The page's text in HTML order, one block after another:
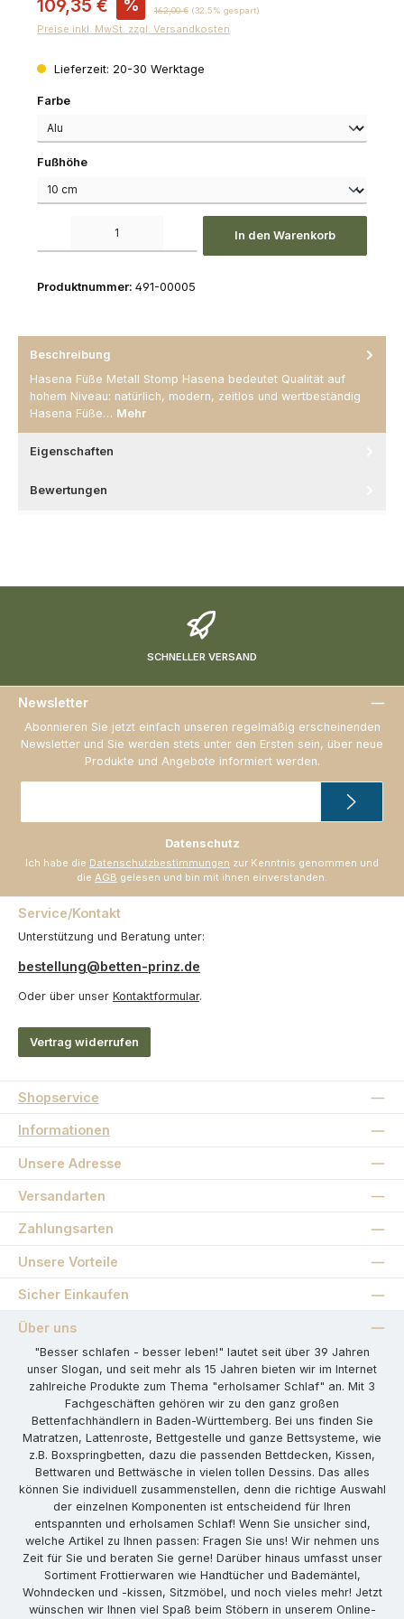
109,35 € % Regulärer Preis:
162,00 € (32.5% gespart)
Preise inkl. MwSt. zzgl. Versandkosten
Lieferzeit: 20-30 Werktage
Farbeauswählen
Fußhöheauswählen
In den Warenkorb
Produktnummer: 491-00005
Beschreibung
Hasena Füße Metall Stomp Hasena bedeutet Qualität auf
hohem Niveau: natürlich, modern, zeitlos und wertbeständig
Hasena Füße… Mehr
Eigenschaften
Bewertungen
SCHNELLER VERSAND
Newsletter
Abonnieren Sie jetzt einfach unseren regelmäßig erscheinenden
Newsletter und Sie werden stets unter den Ersten sein, über neue
Produkte und Angebote informiert werden.
Datenschutz
Ich habe die Datenschutzbestimmungen zur Kenntnis genommen und
die AGB gelesen und bin mit ihnen einverstanden.
Service/Kontakt
Unterstützung und Beratung unter:
bestellung@betten-prinz.de
Oder über unser Kontaktformular.
Vertrag widerrufen
Shopservice
Informationen
Unsere Adresse
Versandarten
Zahlungsarten
Unsere Vorteile
Sicher Einkaufen
Über uns
"Besser schlafen - besser leben!" lautet seit über 39 Jahren
unser Slogan, und seit mehr als 15 Jahren bieten wir im Internet
zahlreiche Produkte zum Thema "erholsamer Schlaf" an. Mit 3
Fachgeschäften gehören wir zu den ganz großen
Bettenfachhändlern in Baden-Württemberg. Bei uns finden Sie
Matratzen, Lattenroste, Bettgestelle und ganze Bettsysteme, wie
z.B. Boxspringbetten, dazu die passenden Bettdecken, Kissen,
Bettwaren und Bettwäsche in vielen tollen Dessins. Das alles
können Sie individuell zusammenstellen, denn die richtige Auswahl
der einzelnen Komponenten ist entscheidend für Ihren
entspannten und erholsamen Schlaf! Wenn Sie unsicher sind,
welche Artikel zu Ihnen passen: Fragen Sie uns! Wir nehmen uns
Zeit für Sie und beraten Sie gerne! Darüber hinaus umfasst unser
Sortiment Frottierwaren wie Handtücher und Bademäntel,
Wohndecken und -kissen, Sitzmöbel, und noch vieles mehr! Jetzt
wünschen wir Ihnen viel Spaß beim Stöbern in unserem Online-